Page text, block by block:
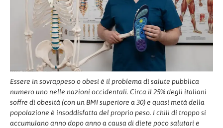
Essere in sovrappeso o obesi è il problema di salute pubblica
numero uno nelle nazioni occidentali. Circa il 25% degli italiani
soffre di obesità (con un BMI superiore a 30) e quasi metà della
popolazione è insoddisfatta del proprio peso. I chili di troppo si
accumulano anno dopo anno a causa di diete poco salutari e